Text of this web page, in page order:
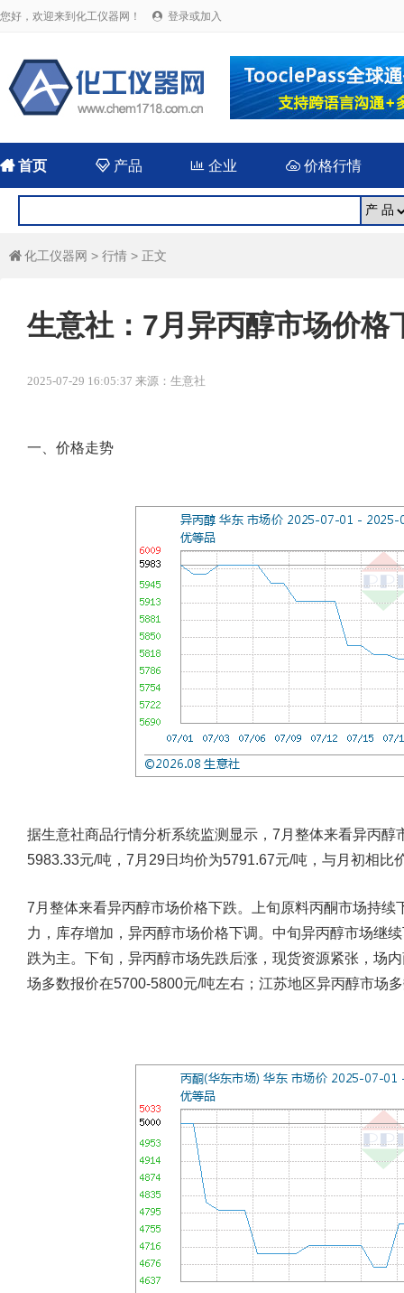
您好，欢迎来到化工仪器网！  登录或加入
首页 产品  企业 价格行情
 化工仪器网 > 行情 > 正文
生意社：7月异丙醇市场价格
2025-07-29 16:05:37 来源：生意社
一、价格走势
据生意社商品行情分析系统监测显示，7月整体来看异丙
5983.33元/吨，7月29日均价为5791.67元/吨，与月初相比
7月整体来看异丙醇市场价格下跌。上旬原料丙酮市场持
力，库存增加，异丙醇市场价格下调。中旬异丙醇市场继
跌为主。下旬，异丙醇市场先跌后涨，现货资源紧张，场
场多数报价在5700-5800元/吨左右；江苏地区异丙醇市场